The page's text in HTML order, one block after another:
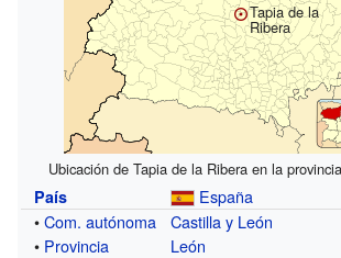
Tapia de la
Ribera
Ubicación de Tapia de la Ribera en la
País
España
•Com. autónoma
Castilla y León
• Provincia
León